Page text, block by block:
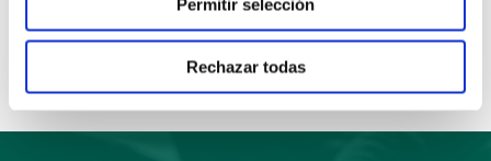
Permitir selección
Rechazar todas
Compartir: